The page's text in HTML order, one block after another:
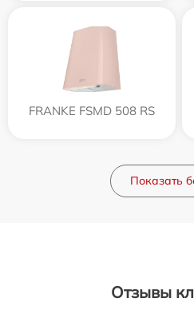
FRANKE FSMD 508 RS
Показать
Отзывы